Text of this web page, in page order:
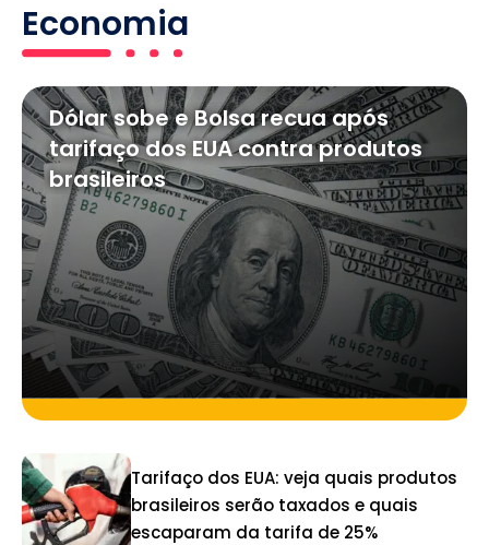
Economia
Dólar sobe e Bolsa recua após
tarifaço dos EUA contra produtos
brasileiros
Tarifaço dos EUA: veja quais produtos
brasileiros serão taxados e quais
escaparam da tarifa de 25%